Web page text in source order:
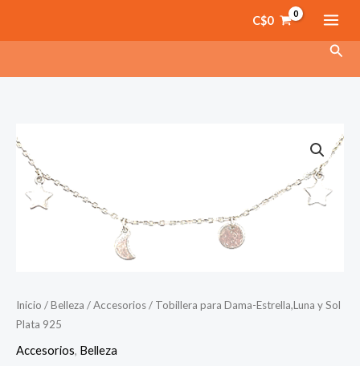
C$0
Inicio /Belleza /Accesorios/ Tobillera para Dama-Estrella,Luna y Sol
Plata 925
Accesorios, Belleza